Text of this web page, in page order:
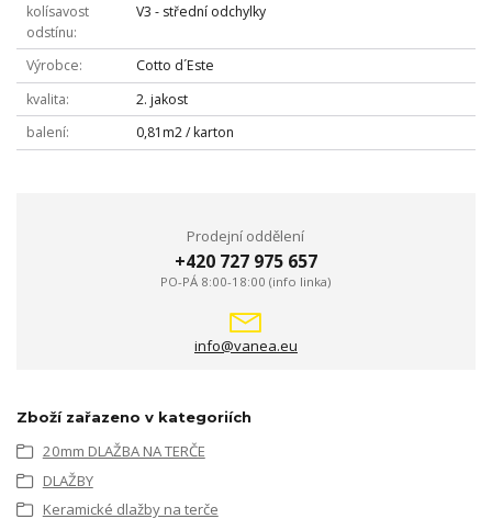
kolísavost
odstínu
V3 - střední odchylky
Výrobce
Cotto d´Este
kvalita
2. jakost
balení
0,81m2 / karton
Prodejní oddělení
+420 727 975 657
PO-PÁ 8:00-18:00 (info linka)
info@vanea.eu
Zboží zařazeno v kategoriích
20mm DLAŽBA NA TERČE
DLAŽBY
Keramické dlažby na terče